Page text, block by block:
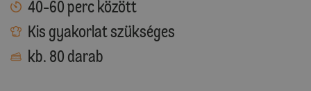
40-60 perc között
Kis gyakorlat szükséges
kb. 80 darab